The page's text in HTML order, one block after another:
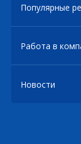
Популярные
Работа в
Новости